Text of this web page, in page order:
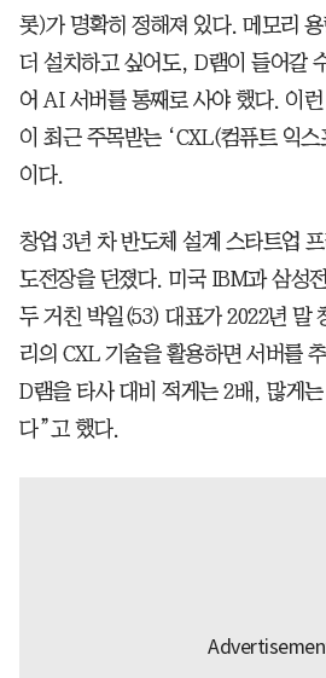
롯)가 명확히 정해져 있다. 메모리
더 설치하고 싶어도, D램이 들어갈
어 AI 서버를 통째로 사야 했다. 이
이 최근 주목받는 ‘CXL(컴퓨트 익
이다.
창업 3년 차 반도체 설계 스타트업
도전장을 던졌다. 미국 IBM과 삼성
두 거친 박일(53) 대표가 2022년 말
리의 CXL 기술을 활용하면 서버를
D램을 타사 대비 적게는 2배, 많게
다”고 했다.